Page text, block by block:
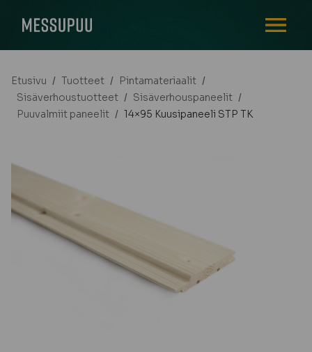
Etusivu / Tuotteet / Pintamateriaalit /
Sisäverhoustuotteet / Sisäverhouspaneelit /
Puuvalmiit paneelit / 14×95 Kuusipaneeli STP TK